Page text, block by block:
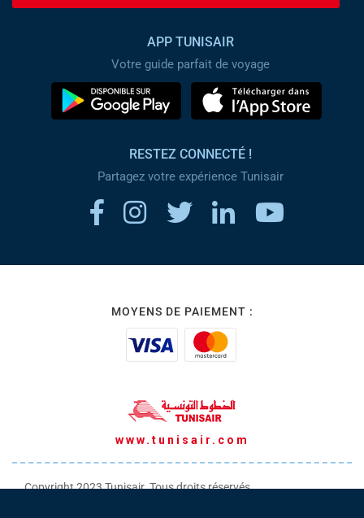
APP TUNISAIR
Votre guide parfait de voyage
RESTEZ CONNECTÉ !
Partagez votre expérience Tunisair
MOYENS DE PAIEMENT :
www.tunisair.com
Copyright 2023 Tunisair. Tous droits réservés